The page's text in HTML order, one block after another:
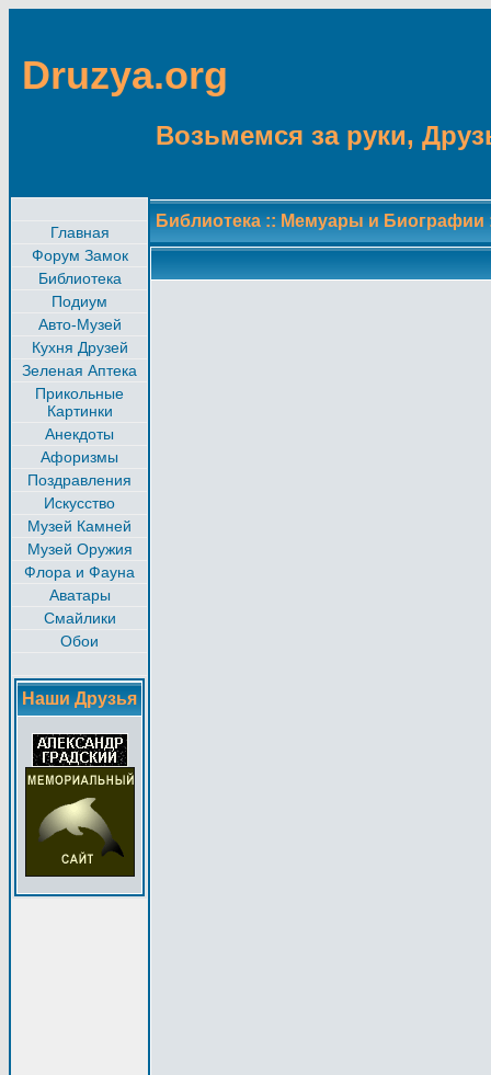
Druzya.org
Возьмемся за руки,
Главная
Форум Замок
Библиотека
Подиум
Авто-Музей
Кухня Друзей
Зеленая Аптека
Прикольные
Картинки
Анекдоты
Афоризмы
Поздравления
Искусство
Музей Камней
Музей Оружия
Флора и Фауна
Аватары
Смайлики
Обои
Наши Друзья
Библиотека :: Мемуары и Биографии